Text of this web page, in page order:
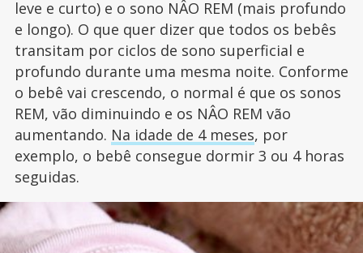
leve e curto) e o sono NÂO REM (mais profundo
e longo). O que quer dizer que todos os bebês
transitam por ciclos de sono superficial e
profundo durante uma mesma noite. Conforme
o bebê vai crescendo, o normal é que os sonos
REM, vão diminuindo e os NÂO REM vão
aumentando. Na idade de 4 meses, por
exemplo, o bebê consegue dormir 3 ou 4 horas
seguidas.